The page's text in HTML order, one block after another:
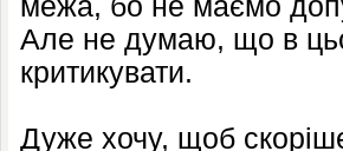
межа, бо не маємо
Але не думаю, що в
критикувати.
Дуже хочу, щоб